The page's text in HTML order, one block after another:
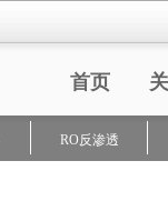
首页
RO反渗透